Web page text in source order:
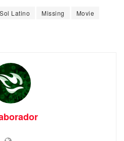
Latino Missing
Movie